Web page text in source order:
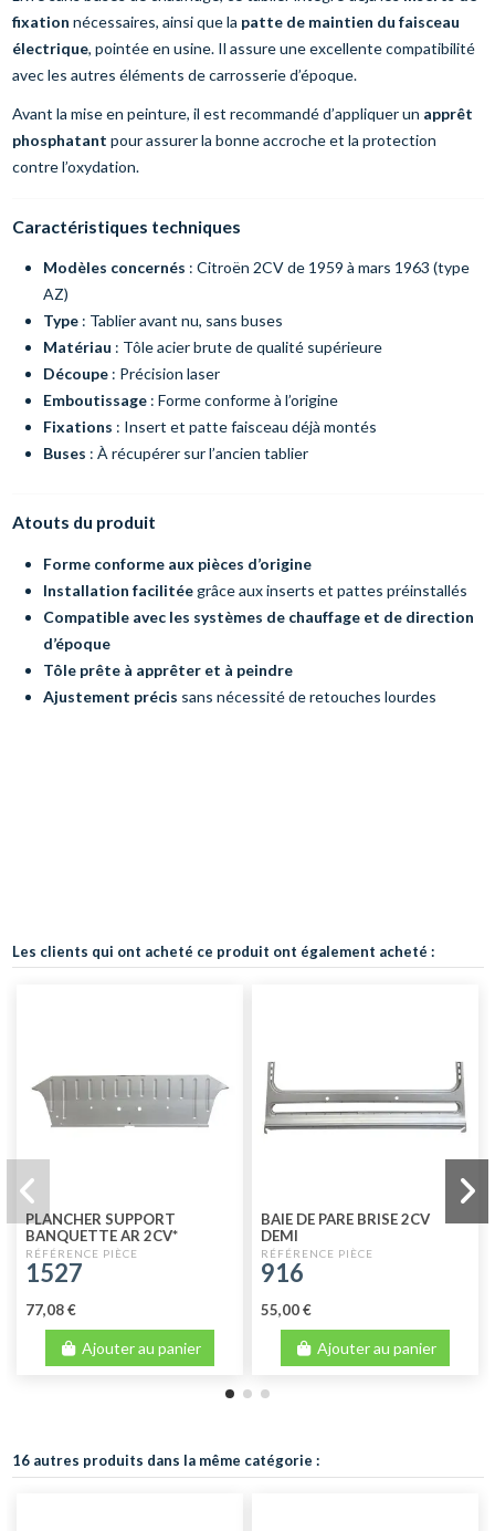
fixation nécessaires, ainsi que la patte de maintien du faisceau
électrique, pointée en usine. Il assure une excellente compatibilité
avec les autres éléments de carrosserie d’époque.
Avant la mise en peinture, il est recommandé d’appliquer un apprêt
phosphatant pour assurer la bonne accroche et la protection
contre l’oxydation.
Caractéristiques techniques
Modèles concernés : Citroën 2CV de 1959 à mars 1963 (type
AZ)
Type: Tablier avant nu, sans buses
Matériau : Tôle acier brute de qualité supérieure
Découpe: Précision laser
Emboutissage: Forme conforme à l’origine
Fixations : Insert et patte faisceau déjà montés
Buses : À récupérer sur l’ancien tablier
Atouts du produit
Forme conforme aux pièces d’origine
Installation facilitéegrâce aux inserts et pattes préinstallés
Compatible avec les systèmes de chauffage et de direction
d’époque
Tôle prête à apprêter et à peindre
Ajustement précis sans nécessité de retouches lourdes
Les clients qui ont acheté ce produit ont également acheté :
PLANCHER SUPPORT
BANQUETTE AR 2CV*
1527
77,08 €
Ajouter au panier
BAIE DE PARE BRISE 2CV
DEMI
916
55,00 €
Ajouter au panier
16 autres produits dans la même catégorie :